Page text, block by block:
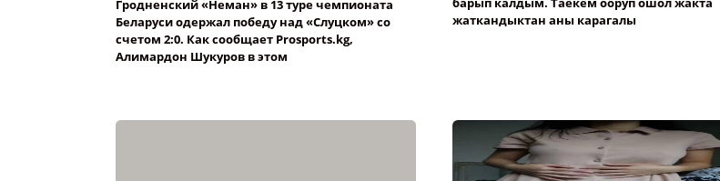
Гродненский «Неман» в 13 туре чемпионата
Беларуси одержал победу над «Слуцком» со
счетом 2:0. Как сообщает Prosports.kg,
Алимардон Шукуров в этом
жаткандыктан аны карагалы